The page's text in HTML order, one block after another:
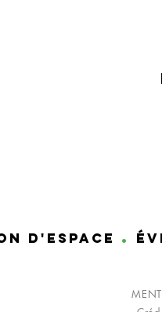
D'espace .